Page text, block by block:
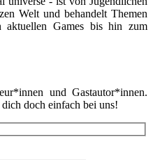
Welt und behandelt Themen
Games bis hin zum
und Gastautor*innen.
doch einfach bei uns!